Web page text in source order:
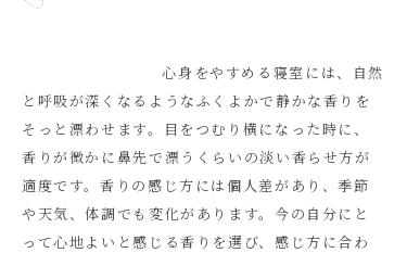
                            心身をやすめる寝室には、自然
と呼吸が深くなるようなふくよかで静かな香りを
そっと漂わせます。目をつむり横になった時に、
香りが微かに鼻先で漂うくらいの淡い香らせ方が
適度です。香りの感じ方には個人差があり、季節
や天気、体調でも変化があります。今の自分にと
って心地よいと感じる香りを選び、感じ方に合わ